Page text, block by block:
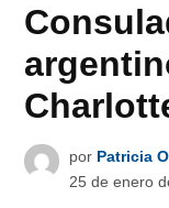
por Patricia
25 de enero